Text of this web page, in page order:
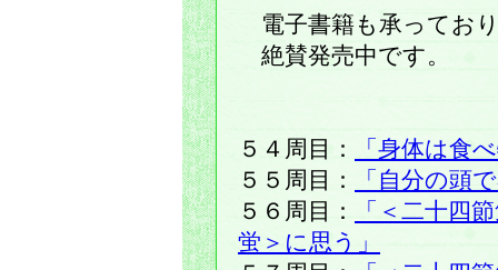
電子書籍も承ってお
絶賛発売中です。
５４周目：
「身体は食
５５周目：
「自分の頭
５６周目：
「＜二十四
蛍＞に思う」